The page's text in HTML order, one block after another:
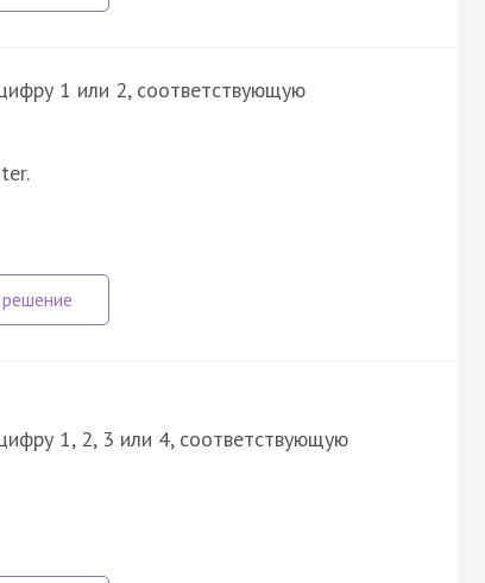
1 или 2, соответствующую
1, 2, 3 или 4, соответствующую